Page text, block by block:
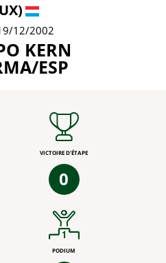
12/2002
KERN
ESP
VICTOIRE D'ÉTAPE
0
PODIUM